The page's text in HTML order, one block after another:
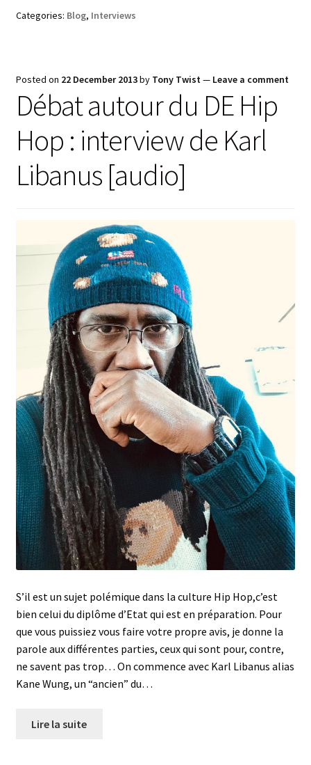
Categories: Blog, Interviews
Posted on 22 December 2013by Tony Twist— Leave a comment
Débat autour du DE Hip
Hop : interview de Karl
Libanus [audio]
S’il est un sujet polémique dans la culture Hip Hop,c’est
bien celui du diplôme d’Etat qui est en préparation. Pour
que vous puissiez vous faire votre propre avis, je donne la
parole aux différentes parties, ceux qui sont pour, contre,
ne savent pas trop… On commence avec Karl Libanus alias
Kane Wung, un “ancien” du…
Lire la suite